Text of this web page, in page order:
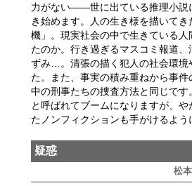
力がない――世に出ている推理小説
き始めます。人の生き様を描いて
機」。現実社会の中で生きている
たのか。行き過ぎるマスコミ報道
ずみ…。清張の描く犯人の社会環境
た。また、事実の積み重ねから事
中の刑事たちの捜査方法と同じです
と呼ばれてブームになりますが、
たノンフィクションも手がけるよう
疑惑
松